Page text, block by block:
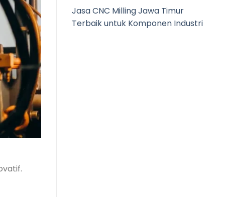
Jasa CNC Milling Jawa Timur
Terbaik untuk Komponen Industri